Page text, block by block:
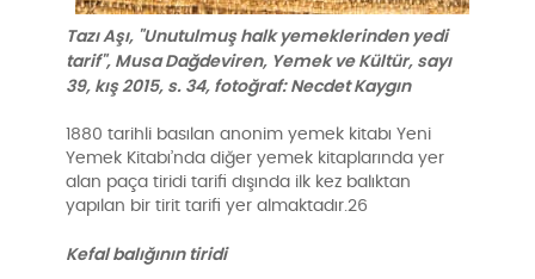
Tazı Aşı, "Unutulmuş halk yemeklerinden yedi
tarif", Musa Dağdeviren, Yemek ve Kültür, sayı
39, kış 2015, s. 34, fotoğraf: Necdet Kaygın
1880 tarihli basılan anonim yemek kitabı Yeni
Yemek Kitabı’nda diğer yemek kitaplarında yer
alan paça tiridi tarifi dışında ilk kez balıktan
yapılan bir tirit tarifi yer almaktadır.26
Kefal balığının tiridi